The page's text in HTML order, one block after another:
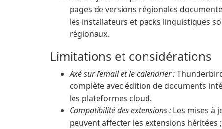
pages de versions régionales
les installateurs et packs linguistiques
régionaux.
Limitations et considérations
Axé sur l’email et le calendrier :
complète avec édition de documents
les plateformes cloud.
Compatibilité des extensions : Les mises à
peuvent affecter les extensions